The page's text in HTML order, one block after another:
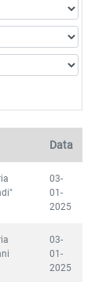
Data
03-
01-
2025
03-
01-
2025